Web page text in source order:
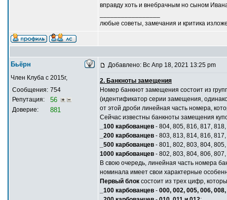
вправду хоть и внебрачным но сыном
любые советы, замечания и критика
Бьёрн
Член Клуба с 2015г,
Сообщения: 754
Репутация:
56
Доверие: 881
Добавлено: Вс Апр 18, 2021 13:25 pm
2. Банкноты замещения
Номер банкнот замещения состоит из
(идентификатор серии замещения,
от этой дроби линейная часть номера,
Сейчас известны банкноты замещения
_100 карбованцев - 804, 805, 816, 817,
_200 карбованцев - 803, 813, 814, 816,
_500 карбованцев - 801, 802, 803, 804,
1000 карбованцев - 802, 803, 804, 806,
В свою очередь, линейная часть номера
номинала имеет свои характерные
Первый блок состоит из трех цифр,
_100 карбованцев - 000, 002, 005, 006,